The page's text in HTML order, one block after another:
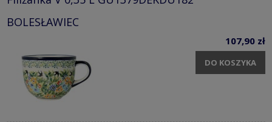
BOLESŁAWIEC
107,90 zł
DO KOSZYKA